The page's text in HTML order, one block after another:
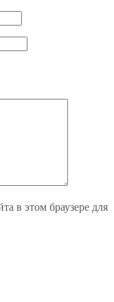
в этом браузере для